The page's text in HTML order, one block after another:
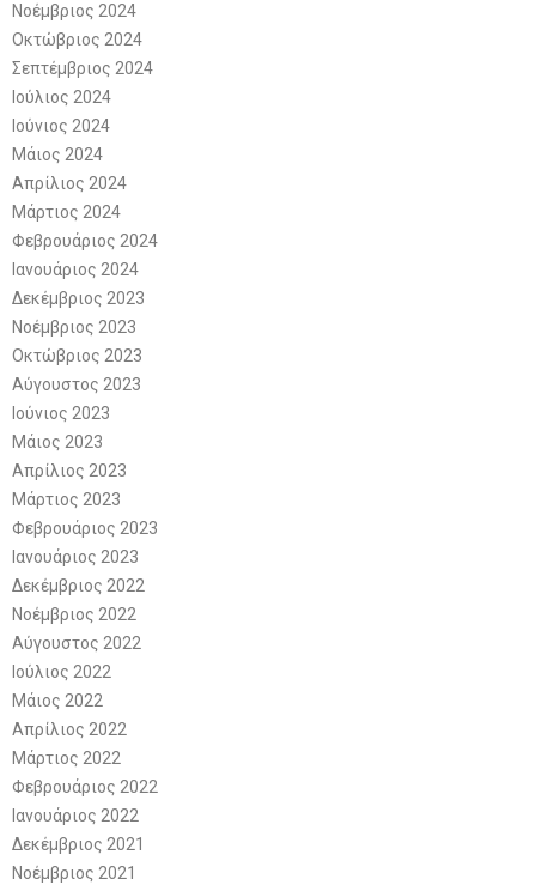
Νοέμβριος 2024
Οκτώβριος 2024
Σεπτέμβριος 2024
Ιούλιος 2024
Ιούνιος 2024
Μάιος 2024
Απρίλιος 2024
Μάρτιος 2024
Φεβρουάριος 2024
Ιανουάριος 2024
Δεκέμβριος 2023
Νοέμβριος 2023
Οκτώβριος 2023
Αύγουστος 2023
Ιούνιος 2023
Μάιος 2023
Απρίλιος 2023
Μάρτιος 2023
Φεβρουάριος 2023
Ιανουάριος 2023
Δεκέμβριος 2022
Νοέμβριος 2022
Αύγουστος 2022
Ιούλιος 2022
Μάιος 2022
Απρίλιος 2022
Μάρτιος 2022
Φεβρουάριος 2022
Ιανουάριος 2022
Δεκέμβριος 2021
Νοέμβριος 2021